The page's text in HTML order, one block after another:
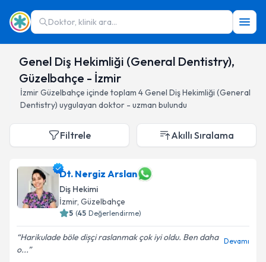
Doktor, klinik ara...
Genel Diş Hekimliği (General Dentistry),
Güzelbahçe - İzmir
İzmirGüzelbahçe içinde toplam 4Genel Diş Hekimliği (General
Dentistry) uygulayan doktor - uzman bulundu
Filtrele Akıllı Sıralama
Dt. Nergiz Arslan
Diş Hekimi
İzmir, Güzelbahçe
5 (45 Değerlendirme)
Harikulade böle dișçi raslanmak çok iyi oldu. Ben daha
o...
Devamı